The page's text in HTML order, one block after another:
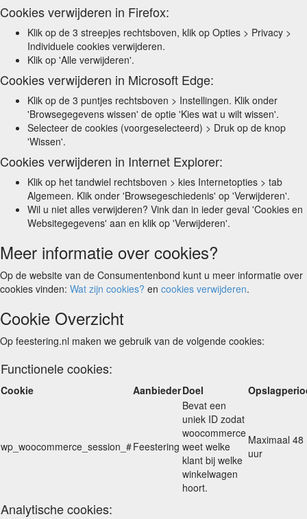
Cookies verwijderen in Firefox:
Klik op de 3 streepjes rechtsboven, klik op Opties > Privacy >
Individuele cookies verwijderen.
Klik op 'Alle verwijderen'.
Cookies verwijderen in Microsoft Edge:
Klik op de 3 puntjes rechtsboven > Instellingen. Klik onder
'Browsegegevens wissen' de optie 'Kies wat u wilt wissen'.
Selecteer de cookies (voorgeselecteerd) > Druk op de knop
'Wissen'.
Cookies verwijderen in Internet Explorer:
Klik op het tandwiel rechtsboven > kies Internetopties > tab
Algemeen. Klik onder 'Browsegeschiedenis' op 'Verwijderen'.
Wil u niet alles verwijderen? Vink dan in ieder geval 'Cookies en
Websitegegevens' aan en klik op 'Verwijderen'.
Meer informatie over cookies?
Op de website van de Consumentenbond kunt u meer informatie over
cookies vinden: Wat zijn cookies? en cookies verwijderen.
Cookie Overzicht
Op feestering.nl maken we gebruik van de volgende cookies:
Functionele cookies:
Cookie AanbiederDoel
wp_woocommerce_session_#Feestering
Bevat een
uniek ID zodat
woocommerce
weet welke
klant bij welke
winkelwagen
hoort.
Maximaal 48
uur
Analytische cookies: